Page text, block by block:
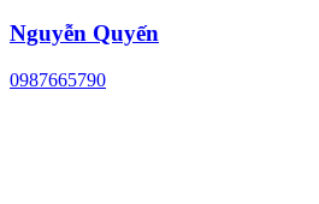
Nguyễn Quyến
0987665790